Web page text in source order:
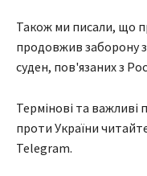
Також ми писали, що
продовжив заборону
суден, пов'язаних з
Термінові та важливі
проти України
Telegram.